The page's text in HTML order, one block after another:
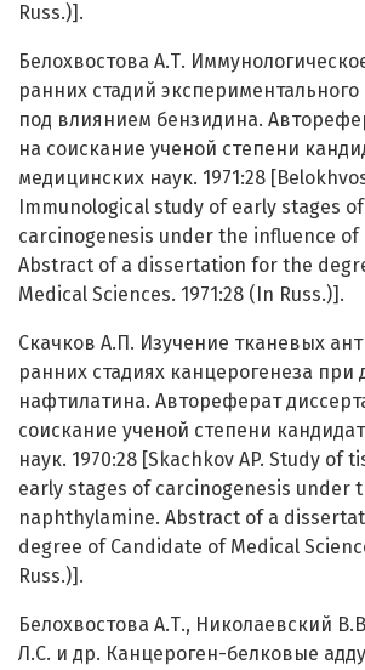
Russ.)].
Белохвостова А.Т.
ранних стадий
под влиянием бензидина.
на соискание ученой степени
медицинских наук. 1971:28
Immunological study of early stages
carcinogenesis under the influence of
Abstract of a dissertation for the
Medical Sciences. 1971:28 (In Russ.)].
Скачков А.П. Изучение тканевых
ранних стадиях канцерогенеза при
нафтилатина. Автореферат
соискание ученой степени
наук. 1970:28 [Skachkov AP. Study of
early stages of carcinogenesis under
naphthylamine. Abstract of a
degree of Candidate of Medical
Russ.)].
Белохвостова А.Т., Николаевский
Л.С. и др. Канцероген-белковые